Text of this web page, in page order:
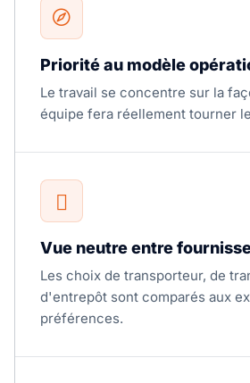
Priorité au modèle
Le travail se concentre sur la
équipe fera réellement tourner
Vue neutre entre
Les choix de transporteur, de
d'entrepôt sont comparés aux
préférences.